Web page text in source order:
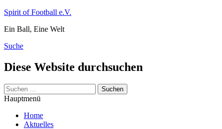
Zum
springen
Spirit of Football e.V.
Ein Ball, Eine Welt
Suche
Diese Website durchsuchen
Suchen
nach:
Hauptmenü
Home
Aktuelles